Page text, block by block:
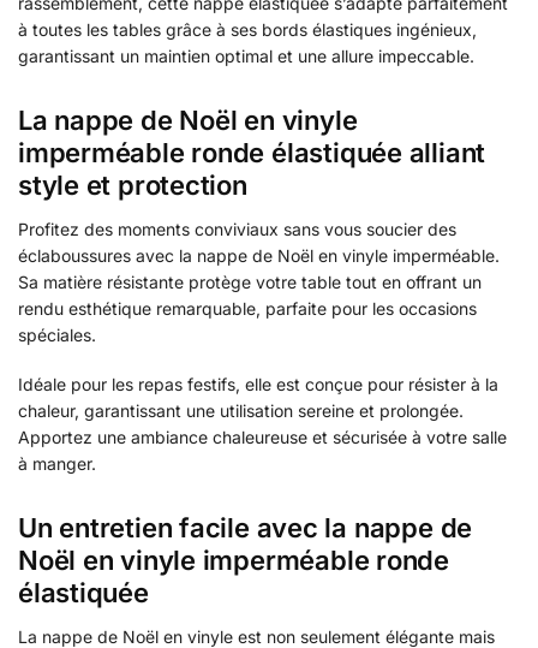
à toutes les tables grâce à ses bords élastiques ingénieux,
garantissant un maintien optimal et une allure impeccable.
La nappe de Noël en vinyle
imperméable ronde élastiquée alliant
style et protection
Profitez des moments conviviaux sans vous soucier des
éclaboussures avec la nappe de Noël en vinyle imperméable.
Sa matière résistante protège votre table tout en offrant un
rendu esthétique remarquable, parfaite pour les occasions
spéciales.
Idéale pour les repas festifs, elle est conçue pour résister à la
chaleur, garantissant une utilisation sereine et prolongée.
Apportez une ambiance chaleureuse et sécurisée à votre salle
à manger.
Un entretien facile avec la nappe de
Noël en vinyle imperméable ronde
élastiquée
La nappe de Noël en vinyle est non seulement élégante mais